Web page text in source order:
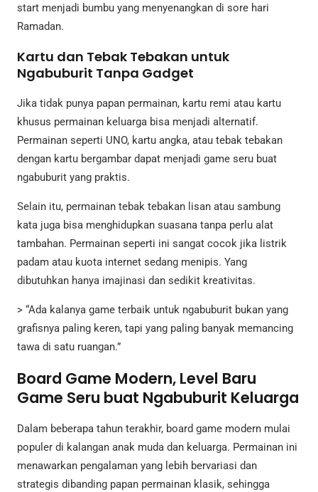
start menjadi bumbu yang menyenangkan di sore hari
Ramadan.
Kartu dan Tebak Tebakan untuk
Ngabuburit Tanpa Gadget
Jika tidak punya papan permainan, kartu remi atau kartu
khusus permainan keluarga bisa menjadi alternatif.
Permainan seperti UNO, kartu angka, atau tebak tebakan
dengan kartu bergambar dapat menjadi game seru buat
ngabuburit yang praktis.
Selain itu, permainan tebak tebakan lisan atau sambung
kata juga bisa menghidupkan suasana tanpa perlu alat
tambahan. Permainan seperti ini sangat cocok jika listrik
padam atau kuota internet sedang menipis. Yang
dibutuhkan hanya imajinasi dan sedikit kreativitas.
> “Ada kalanya game terbaik untuk ngabuburit bukan yang
grafisnya paling keren, tapi yang paling banyak memancing
tawa di satu ruangan.”
Board Game Modern, Level Baru
Game Seru buat Ngabuburit Keluarga
Dalam beberapa tahun terakhir, board game modern mulai
populer di kalangan anak muda dan keluarga. Permainan ini
menawarkan pengalaman yang lebih bervariasi dan
strategis dibanding papan permainan klasik, sehingga